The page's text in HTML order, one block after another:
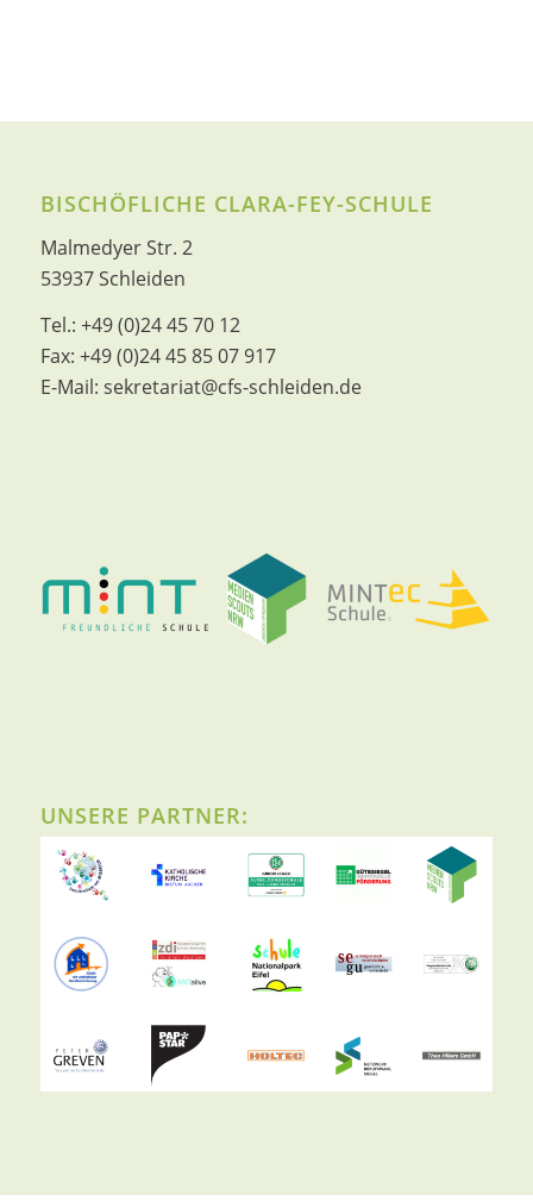
BISCHÖFLICHE CLARA-FEY-SCHULE
Malmedyer Str. 2
53937 Schleiden
Tel.: +49 (0)24 45 70 12
Fax: +49 (0)24 45 85 07 917
E-Mail: sekretariat@cfs-schleiden.de
UNSERE PARTNER: